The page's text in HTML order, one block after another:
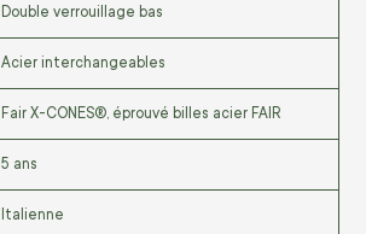
Double verrouillage bas
Acier interchangeables
Fair X-CONES®, éprouvé billes acier FAIR
5 ans
Italienne